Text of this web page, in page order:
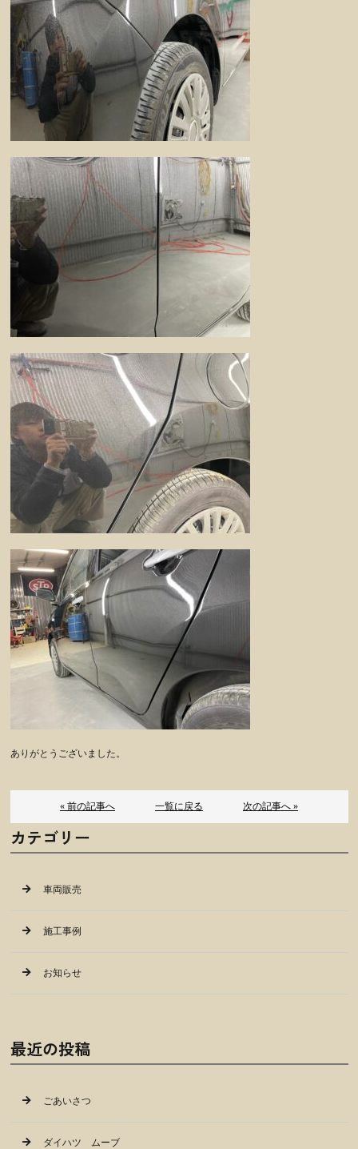
ありがとうございました。
« 前の記事へ 一覧に戻る 次の記事へ »
カテゴリー
車両販売
施工事例
お知らせ
最近の投稿
ごあいさつ
ダイハツ ムーブ